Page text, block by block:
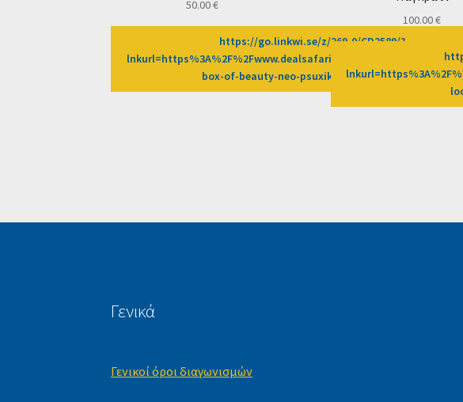
50.00€
https://go.linkwi.se/z/269-0/CD2589/?
box-of-beauty-neo-psuxiko-2%3Fafn%3DLW
100.00€
Γενικά
Γενικοί όροι διαγωνισμών